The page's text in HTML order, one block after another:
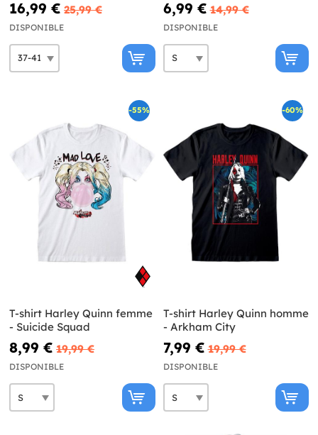
16,99 € 25,99 €
DISPONIBLE
6,99 € 14,99 €
DISPONIBLE
-55%
T-shirt Harley Quinn femme
- Suicide Squad
8,99 € 19,99 €
DISPONIBLE
-60%
T-shirt Harley Quinn homme
- Arkham City
7,99 € 19,99 €
DISPONIBLE